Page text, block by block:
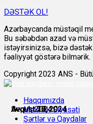
Avqust 27, 2024
Avqust 27, 2024
Avqust 28, 2024
Avqust 30, 2024
Avqust 30, 2024
Sep 1, 2024
DƏSTƏK OL!
Azərbaycanda müstəqil
Bu səbəbdən azad və
istəyirsinizsə, bizə
fəaliyyət göstərə bilmərik.
Copyright 2023 ANS -
Haqqımızda
Məxfilik Siyasəti
Şərtlər və Qaydalar